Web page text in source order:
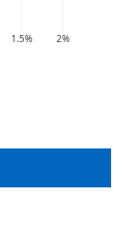
1.5% 2%